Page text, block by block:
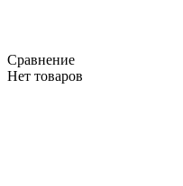
Сравнение
Нет товаров